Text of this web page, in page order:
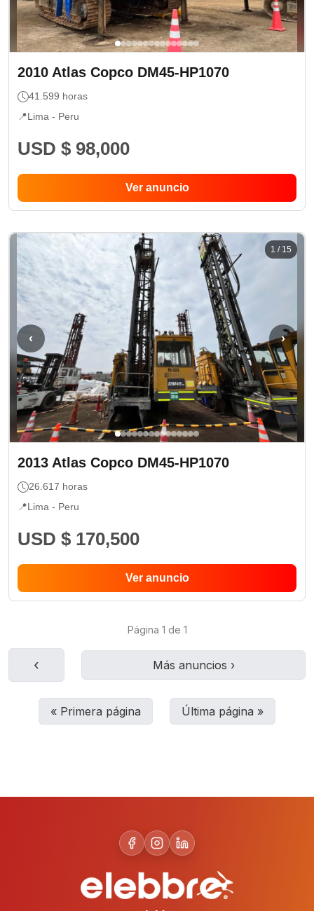
2010 Atlas Copco DM45-HP1070
41.599 horas
📍Lima - Peru
USD $ 98,000
Ver anuncio
‹ ›
1 / 15
2013 Atlas Copco DM45-HP1070
26.617 horas
📍Lima - Peru
USD $ 170,500
Ver anuncio
Página 1 de 1
‹ Más anuncios ›
« Primera página Última página »